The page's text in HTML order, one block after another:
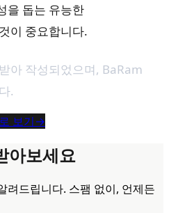
을 돕는 유능한
이 중요합니다.
아 작성되었으며, BaRam
.
보기→
아보세요
려드립니다. 스팸 없이, 언제든